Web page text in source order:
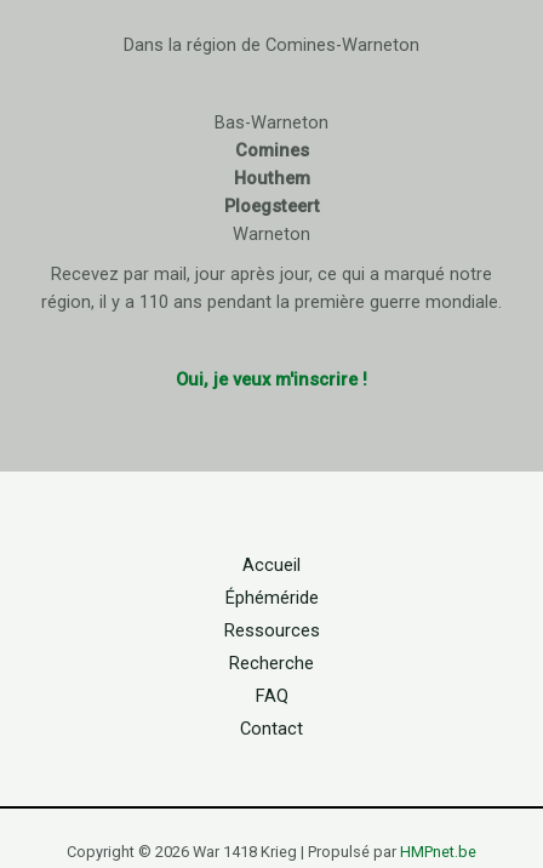
Dans la région de Comines-Warneton
Bas-Warneton
Comines
Houthem
Ploegsteert
Warneton
Recevez par mail, jour après jour, ce qui a marqué notre
région, il y a 110 ans pendant la première guerre mondiale.
Oui, je veux m'inscrire !
Accueil
Éphéméride
Ressources
Recherche
FAQ
Contact
Copyright © 2026 War 1418 Krieg | Propulsé par HMPnet.be